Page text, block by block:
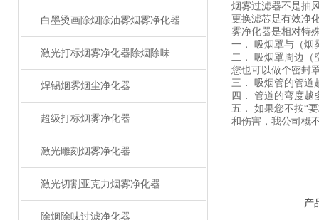
白墨烫画除烟除油雾烟雾净化器
激光打标烟雾净化器除烟除味设备
焊锡烟雾烟尘净化器
超级打标烟雾净化器
激光雕刻烟雾净化器
激光切割亚克力烟雾净化器
除烟除味过滤净化器
烟雾过滤器不是抽
更换滤芯是有效净
雾净化器是相对特
一．
吸烟罩与（烟
二．
吸烟罩周边（
您也可以做个密封
三．
吸烟管的管道
四．
管道的弯度越
五．
如果您不按“
和伤害，我公司概
产